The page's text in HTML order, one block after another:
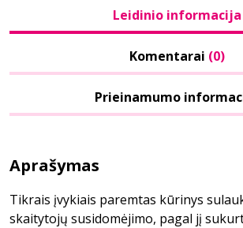
Leidinio informacija
Komentarai (0)
Prieinamumo
Aprašymas
Tikrais įvykiais paremtas kūrinys
skaitytojų susidomėjimo, pagal jį